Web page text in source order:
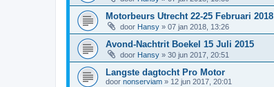
Motorbeurs Utrecht 22-25 Februari 2018
door Hansy » 07 jan 2018, 13:26
Avond-Nachtrit Boekel 15 Juli 2015
door Hansy » 30 jun 2017, 20:51
Langste dagtocht Pro Motor
door nonserviam » 12 jun 2017, 20:01